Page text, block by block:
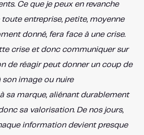
Ce que je peux en revanche
toute entreprise, petite, moyenne
donné, fera face à une crise.
crise et donc communiquer sur
de réagir peut donner un coup de
image ou nuire
sa marque, aliénant durablement
sa valorisation. De nos jours,
information devient presque